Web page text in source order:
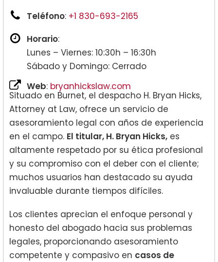
Teléfono: +1 830-693-2165
Horario:
Lunes – Viernes: 10:30h – 16:30h
Sábado y Domingo: Cerrado
Web: bryanhickslaw.com
Situado en Burnet, el despacho H. Bryan Hicks,
Attorney at Law, ofrece un servicio de
asesoramiento legal con años de experiencia
en el campo. El titular, H. Bryan Hicks, es
altamente respetado por su ética profesional
y su compromiso con el deber con el cliente;
muchos usuarios han destacado su ayuda
invaluable durante tiempos difíciles.
Los clientes aprecian el enfoque personal y
honesto del abogado hacia sus problemas
legales, proporcionando asesoramiento
competente y compasivo en casos de